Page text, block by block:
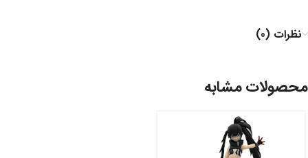
نظرات (0)
محصولات مشابه